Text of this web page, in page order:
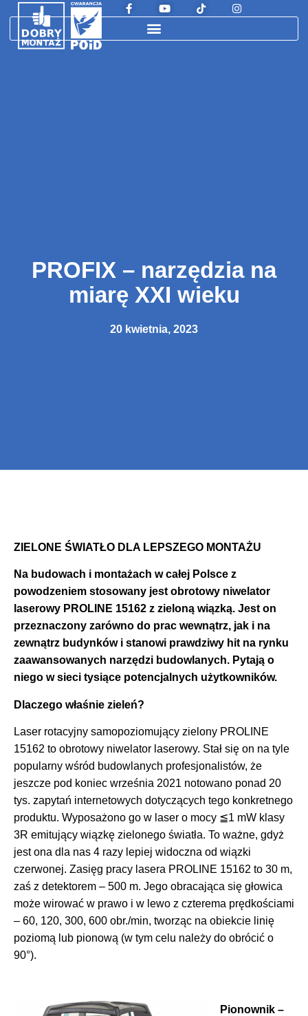
PROFIX – narzędzia na
miarę XXI wieku
20 kwietnia, 2023
ZIELONE ŚWIATŁO DLA LEPSZEGO MONTAŻU
Na budowach i montażach w całej Polsce z
powodzeniem stosowany jest obrotowy niwelator
laserowy PROLINE 15162 z zieloną wiązką. Jest on
przeznaczony zarówno do prac wewnątrz, jak i na
zewnątrz budynków i stanowi prawdziwy hit na rynku
zaawansowanych narzędzi budowlanych. Pytają o
niego w sieci tysiące potencjalnych użytkowników.
Dlaczego właśnie zieleń?
Laser rotacyjny samopoziomujący zielony PROLINE
15162 to obrotowy niwelator laserowy. Stał się on na tyle
popularny wśród budowlanych profesjonalistów, że
jeszcze pod koniec września 2021 notowano ponad 20
tys. zapytań internetowych dotyczących tego konkretnego
produktu. Wyposażono go w laser o mocy ≦1 mW klasy
3R emitujący wiązkę zielonego światła. To ważne, gdyż
jest ona dla nas 4 razy lepiej widoczna od wiązki
czerwonej. Zasięg pracy lasera PROLINE 15162 to 30 m,
zaś z detektorem – 500 m. Jego obracająca się głowica
może wirować w prawo i w lewo z czterema prędkościami
– 60, 120, 300, 600 obr./min, tworząc na obiekcie linię
poziomą lub pionową (w tym celu należy do obrócić o
90°).
Pionownik –